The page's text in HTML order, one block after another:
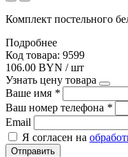
Комплект постельного
Подробнее
Код товара: 9599
106.00 BYN / шт
Узнать цену товара
Ваше имя *
Ваш номер телефона *
Email
Я согласен на
Отправить